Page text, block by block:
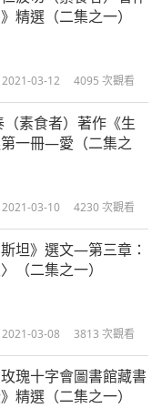
，噢，女神！您
：泰坦的天使，有
暗中喚醒：各種
人類永遠喜歡
您的光輝破解了
出睜開雙眼；人
聲音，所有族群歡
於您的。來吧，神
光璀璨、金碧輝
精選（二集之一）
2021-03-12 4095 次觀看
（素食者）著作《生
一冊—愛（二集之
2021-03-10 4230次觀看
斯坦》選文—第三章：
（二集之一）
2021-03-08 3813 次觀看
瑰十字會圖書館藏書
精選（二集之一）